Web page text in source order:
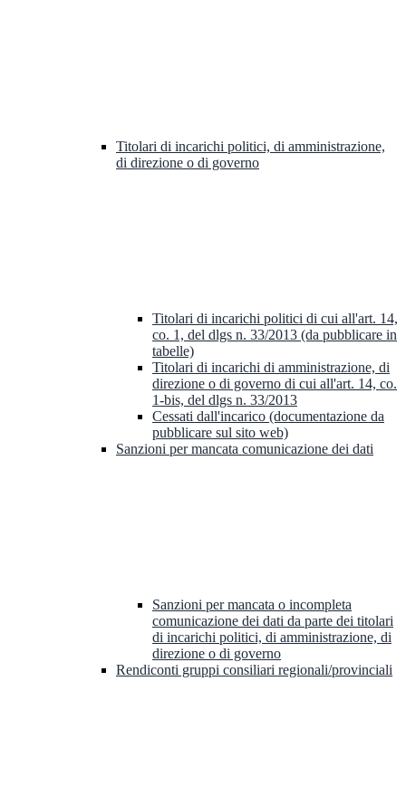
Titolari di incarichi politici, di amministrazione,
di direzione o di governo
Titolari di incarichi politici di cui all'art. 14,
co. 1, del dlgs n. 33/2013 (da pubblicare in
tabelle)
Titolari di incarichi di amministrazione, di
direzione o di governo di cui all'art. 14, co.
1-bis, del dlgs n. 33/2013
Cessati dall'incarico (documentazione da
pubblicare sul sito web)
Sanzioni per mancata comunicazione dei dati
Sanzioni per mancata o incompleta
comunicazione dei dati da parte dei titolari
di incarichi politici, di amministrazione, di
direzione o di governo
Rendiconti gruppi consiliari regionali/provinciali